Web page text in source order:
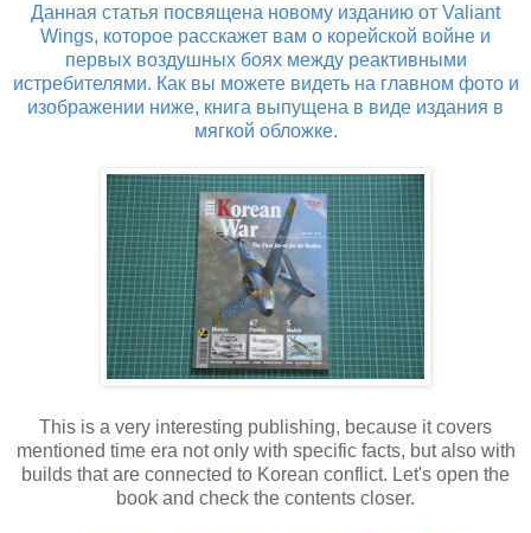
Данная статья посвящена новому изданию от Valiant
Wings, которое расскажет вам о корейской войне и
первых воздушных боях между реактивными
истребителями. Как вы можете видеть на главном фото и
изображении ниже, книга выпущена в виде издания в
мягкой обложке.
This is a very interesting publishing, because it covers
mentioned time era not only with specific facts, but also with
builds that are connected to Korean conflict. Let's open the
book and check the contents closer.